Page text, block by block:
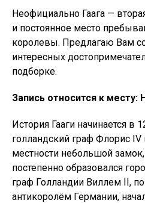
Неофициально Гаага —
и постоянное место
королевы. Предлагаю Вам
интересных
подборке.
Запись относится к месту:
История Гааги начинается в
голландский граф Флорис IV
местности небольшой
постепенно образовался
граф Голландии Виллем II,
антикоролём Германии,